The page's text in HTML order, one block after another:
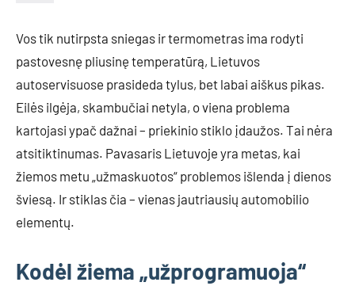
Vos tik nutirpsta sniegas ir termometras ima rodyti
pastovesnę pliusinę temperatūrą, Lietuvos
autoservisuose prasideda tylus, bet labai aiškus pikas.
Eilės ilgėja, skambučiai netyla, o viena problema
kartojasi ypač dažnai – priekinio stiklo įdaužos. Tai nėra
atsitiktinumas. Pavasaris Lietuvoje yra metas, kai
žiemos metu „užmaskuotos“ problemos išlenda į dienos
šviesą. Ir stiklas čia – vienas jautriausių automobilio
elementų.
Kodėl žiema „užprogramuoja“